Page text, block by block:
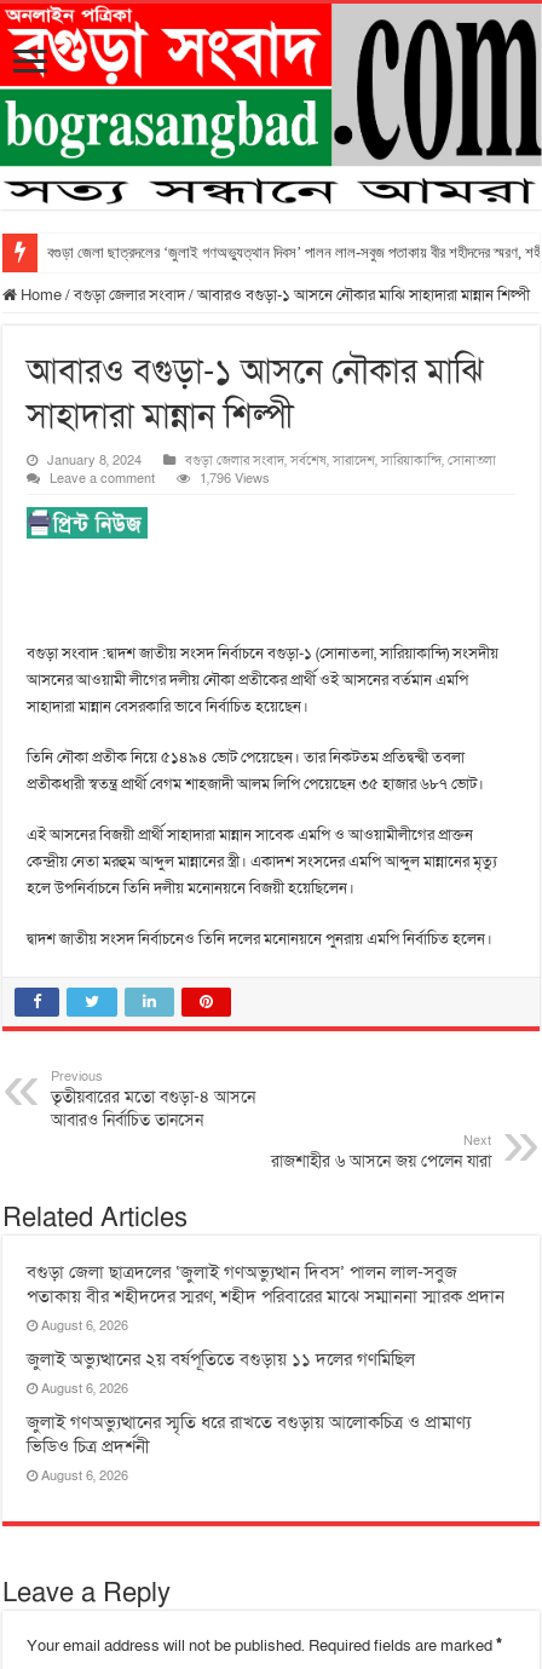
বগুড়া জেলা ছাত্রদলের ‘জুলাই গণঅভ্যুত্থান দিবস’ পালন লাল-সবুজ পতাকায় বীর শহীদদের স্মরণ, শহীদ
Home/বগুড়া জেলার সংবাদ/আবারও বগুড়া-১ আসনে নৌকার মাঝি সাহাদারা মান্নান শিল্পী
আবারও বগুড়া-১ আসনে নৌকার মাঝি
সাহাদারা মান্নান শিল্পী
January 8, 2024 বগুড়া জেলার সংবাদ,সর্বশেষ,সারাদেশ,সারিয়াকান্দি,সোনাতলা
Leave a comment
1,796 Views
বগুড়া সংবাদ :দ্বাদশ জাতীয় সংসদ নির্বাচনে বগুড়া-১ (সোনাতলা, সারিয়াকান্দি) সংসদীয়
আসনের আওয়ামী লীগের দলীয় নৌকা প্রতীকের প্রার্থী ওই আসনের বর্তমান এমপি
সাহাদারা মান্নান বেসরকারি ভাবে নির্বাচিত হয়েছেন।
তিনি নৌকা প্রতীক নিয়ে ৫১৪৯৪ ভোট পেয়েছেন। তার নিকটতম প্রতিদ্বন্দ্বী তবলা
প্রতীকধারী স্বতন্ত্র প্রার্থী বেগম শাহজাদী আলম লিপি পেয়েছেন ৩৫ হাজার ৬৮৭ ভোট।
এই আসনের বিজয়ী প্রার্থী সাহাদারা মান্নান সাবেক এমপি ও আওয়ামীলীগের প্রাক্তন
কেন্দ্রীয় নেতা মরহুম আব্দুল মান্নানের স্ত্রী। একাদশ সংসদের এমপি আব্দুল মান্নানের মৃত্যু
হলে উপনির্বাচনে তিনি দলীয় মনোনয়নে বিজয়ী হয়েছিলেন।
দ্বাদশ জাতীয় সংসদ নির্বাচনেও তিনি দলের মনোনয়নে পুনরায় এমপি নির্বাচিত হলেন।
Previous
তৃতীয়বারের মতো বগুড়া-৪ আসনে
আবারও নির্বাচিত তানসেন
Next
রাজশাহীর ৬ আসনে জয় পেলেন যারা
Related Articles
বগুড়া জেলা ছাত্রদলের ‘জুলাই গণঅভ্যুত্থান দিবস’ পালন লাল-সবুজ
পতাকায় বীর শহীদদের স্মরণ, শহীদ পরিবারের মাঝে সম্মাননা স্মারক প্রদান
August 6, 2026
জুলাই অভ্যুত্থানের ২য় বর্ষপূতিতে বগুড়ায় ১১ দলের গণমিছিল
August 6, 2026
জুলাই গণঅভ্যুত্থানের স্মৃতি ধরে রাখতে বগুড়ায় আলোকচিত্র ও প্রামাণ্য
ভিডিও চিত্র প্রদর্শনী
August 6, 2026
Leave a Reply
Your email address will not be published. Required fields are marked*